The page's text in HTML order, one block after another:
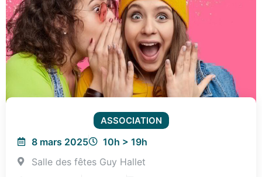
ASSOCIATION
8 mars 2025
10h > 19h
Salle des fêtes Guy Hallet